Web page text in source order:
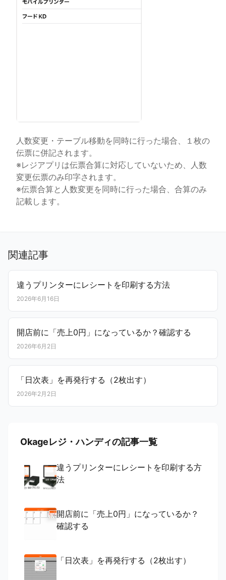
人数変更・テーブル移動を同時に行った場合、１枚の
伝票に併記されます。
※レジアプリは伝票合算に対応していないため、人数
変更伝票のみ印字されます。
※伝票合算と人数変更を同時に行った場合、合算のみ
記載します。
関連記事
違うプリンターにレシートを印刷する方法
2026年6月16日
開店前に「売上0円」になっているか？確認する
2026年6月2日
「日次表」を再発行する（2枚出す）
2026年2月2日
Okageレジ・ハンディの記事一覧
違うプリンターにレシートを印刷する方
法
開店前に「売上0円」になっているか？
確認する
「日次表」を再発行する（2枚出す）